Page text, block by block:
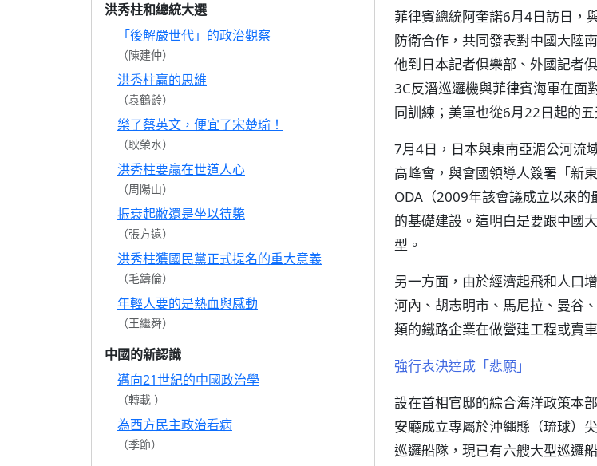
洪秀柱和總統大選
「後解嚴世代」的政治觀察
（陳建仲）
洪秀柱贏的思維
（袁鶴齡）
樂了蔡英文，便宜了宋楚瑜！
（耿榮水）
洪秀柱要贏在世道人心
（周陽山）
振衰起敝還是坐以待斃
（張方遠）
洪秀柱獲國民黨正式提名的重大意義
（毛鑄倫）
年輕人要的是熱血與感動
（王繼舜）
中國的新認識
邁向21世紀的中國政治學
（轉載 ）
為西方民主政治看病
（季節）
菲律賓總統阿奎諾6月4日訪日，
防衛合作，共同發表對中國大陸
他到日本記者俱樂部、外國記者
3C反潛巡邏機與菲律賓海軍在面
同訓練；美軍也從6月22日起的
7月4日，日本與東南亞湄公河
高峰會，與會國領導人簽署「新
ODA（2009年該會議成立以來
的基礎建設。這明白是要跟中國
型。
另一方面，由於經濟起飛和人口
河內、胡志明市、馬尼拉、曼谷
類的鐵路企業在做營建工程或賣
強行表決達成「悲願」
設在首相官邸的綜合海洋政策本
安廳成立專屬於沖繩縣（琉球）
巡邏船隊，現已有六艘大型巡邏